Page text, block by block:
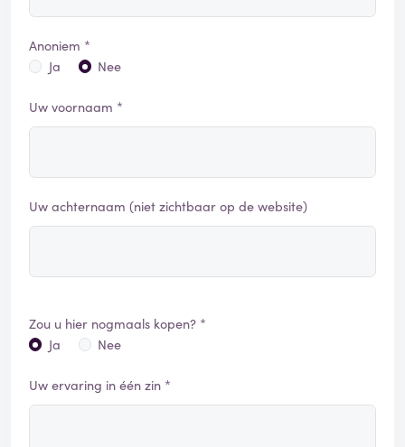
Anoniem *
Ja
Nee
Uw voornaam *
Uw achternaam (niet zichtbaar op de website)
Zou u hier nogmaals kopen? *
Ja
Nee
Uw ervaring in één zin *